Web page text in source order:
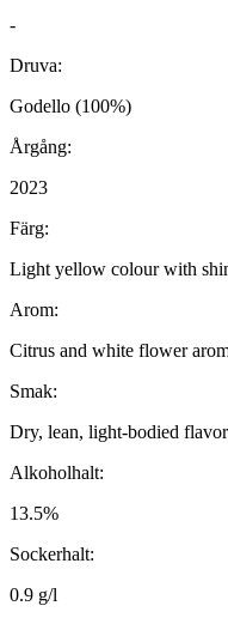
-
Druva:
Godello (100%)
Årgång:
2023
Färg:
Light yellow colour with
Arom:
Citrus and white flower
Smak:
Dry, lean, light-bodied
Alkoholhalt:
13.5%
Sockerhalt:
0.9 g/l